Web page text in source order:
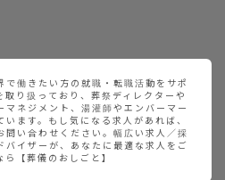
働きたい方の就職・転職活動をサポ
り扱っており、葬祭ディレクターや
ネジメント、湯灌師やエンバーマー
ます。もし気になる求人があれば、
問い合わせください。幅広い求人／採
バイザーが、あなたに最適な求人をご
【葬儀のおしごと】